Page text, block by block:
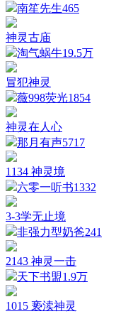
南笙先生465
神灵古庙
淘气蜗牛19.5万
冒犯神灵
薇998荧光1854
神灵在人心
那月有声5717
1134 神灵境
六零一听书1332
3-3学无止境
非强力型奶爸241
2143 神灵一击
天下书盟1.9万
1015 亵渎神灵